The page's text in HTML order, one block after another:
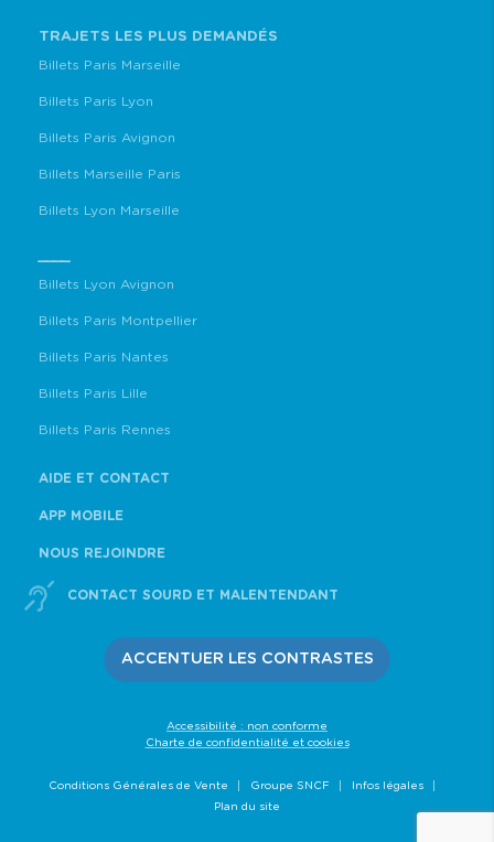
TRAJETS LES PLUS DEMANDÉS
Billets Paris Marseille
Billets Paris Lyon
Billets Paris Avignon
Billets Marseille Paris
Billets Lyon Marseille
Billets Lyon Avignon
Billets Paris Montpellier
Billets Paris Nantes
Billets Paris Lille
Billets Paris Rennes
AIDE ET CONTACT
APP MOBILE
NOUS REJOINDRE
CONTACT SOURD ET MALENTENDANT
ACCENTUER LES CONTRASTES
Accessibilité : non conforme
Charte de confidentialité et cookies
Conditions Générales de Vente Groupe SNCF
Infos légales
Plan du site